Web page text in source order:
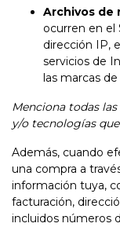
Archivos de
ocurren en el
dirección IP,
servicios de
las marcas
Menciona todas
y/o tecnologías
Además, cuando
una compra a
información tuya,
facturación,
incluidos números